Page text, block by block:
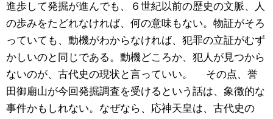
進歩して発掘が進んでも、６世紀以前の歴史の文脈、人
の歩みをたどれなければ、何の意味もない。物証がそろ
っていても、動機がわからなければ、犯罪の立証がむず
かしいのと同じである。動機どころか、犯人が見つから
ないのが、古代史の現状と言っていい。 その点、誉
田御廟山が今回発掘調査を受けるという話は、象徴的な
事件かもしれない。なぜなら、応神天皇は、古代史の